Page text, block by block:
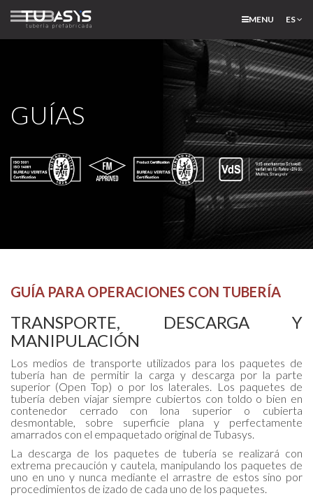
MENU ES
GUÍAS
GUÍA PARA OPERACIONES CON TUBERÍA
TRANSPORTE, DESCARGA Y
MANIPULACIÓN
Los medios de transporte utilizados para los paquetes de
tubería han de permitir la carga y descarga por la parte
superior (Open Top) o por los laterales. Los paquetes de
tubería deben viajar siempre cubiertos con toldo o bien en
contenedor cerrado con lona superior o cubierta
desmontable, sobre superficie plana y perfectamente
amarrados con el empaquetado original de Tubasys.
La descarga de los paquetes de tubería se realizará con
extrema precaución y cautela, manipulando los paquetes de
uno en uno y nunca mediante el arrastre de estos sino por
procedimientos de izado de cada uno de los paquetes.